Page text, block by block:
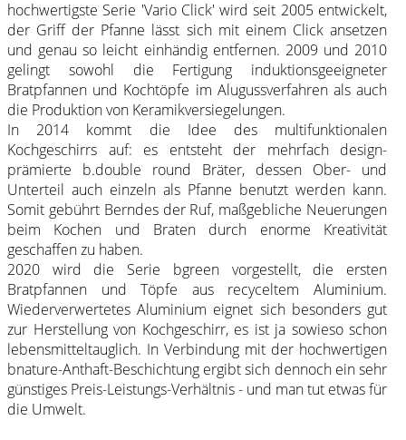
hochwertigste Serie 'Vario Click' wird seit 2005 entwickelt,
der Griff der Pfanne lässt sich mit einem Click ansetzen
und genau so leicht einhändig entfernen. 2009 und 2010
gelingt sowohl die Fertigung induktionsgeeigneter
Bratpfannen und Kochtöpfe im Alugussverfahren als auch
die Produktion von Keramikversiegelungen.
In 2014 kommt die Idee des multifunktionalen
Kochgeschirrs auf: es entsteht der mehrfach design-
prämierte b.double round Bräter, dessen Ober- und
Unterteil auch einzeln als Pfanne benutzt werden kann.
Somit gebührt Berndes der Ruf, maßgebliche Neuerungen
beim Kochen und Braten durch enorme Kreativität
geschaffen zu haben.
2020 wird die Serie bgreen vorgestellt, die ersten
Bratpfannen und Töpfe aus recyceltem Aluminium.
Wiederverwertetes Aluminium eignet sich besonders gut
zur Herstellung von Kochgeschirr, es ist ja sowieso schon
lebensmitteltauglich. In Verbindung mit der hochwertigen
bnature-Anthaft-Beschichtung ergibt sich dennoch ein sehr
günstiges Preis-Leistungs-Verhältnis - und man tut etwas für
die Umwelt.